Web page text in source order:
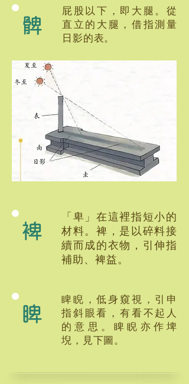
裨
「卑」在這裡指短小的
材料。裨，是以碎料接
續而成的衣物，引伸指
補助、裨益。
睥
睥睨，低身窺視，引申
指斜眼看，有看不起人
的意思。睥睨亦作埤
堄，見下圖。
髀
屁股以下，即大腿。從
直立的大腿，借指測量
日影的表。